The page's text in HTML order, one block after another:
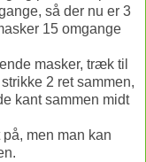
så der nu er 3
15 omgange
masker, træk til
2 ret sammen,
kant sammen midt
men man kan